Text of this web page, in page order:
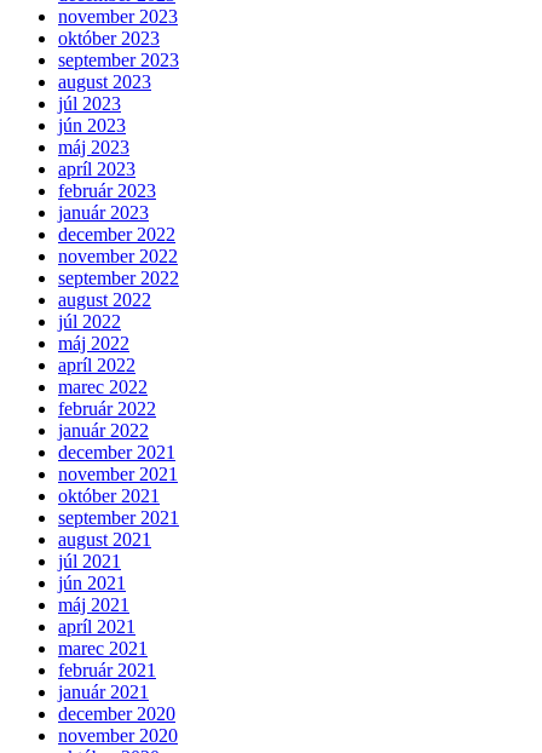
november 2023
október 2023
september 2023
august 2023
júl 2023
jún 2023
máj 2023
apríl 2023
február 2023
január 2023
december 2022
november 2022
september 2022
august 2022
júl 2022
máj 2022
apríl 2022
marec 2022
február 2022
január 2022
december 2021
november 2021
október 2021
september 2021
august 2021
júl 2021
jún 2021
máj 2021
apríl 2021
marec 2021
február 2021
január 2021
december 2020
november 2020